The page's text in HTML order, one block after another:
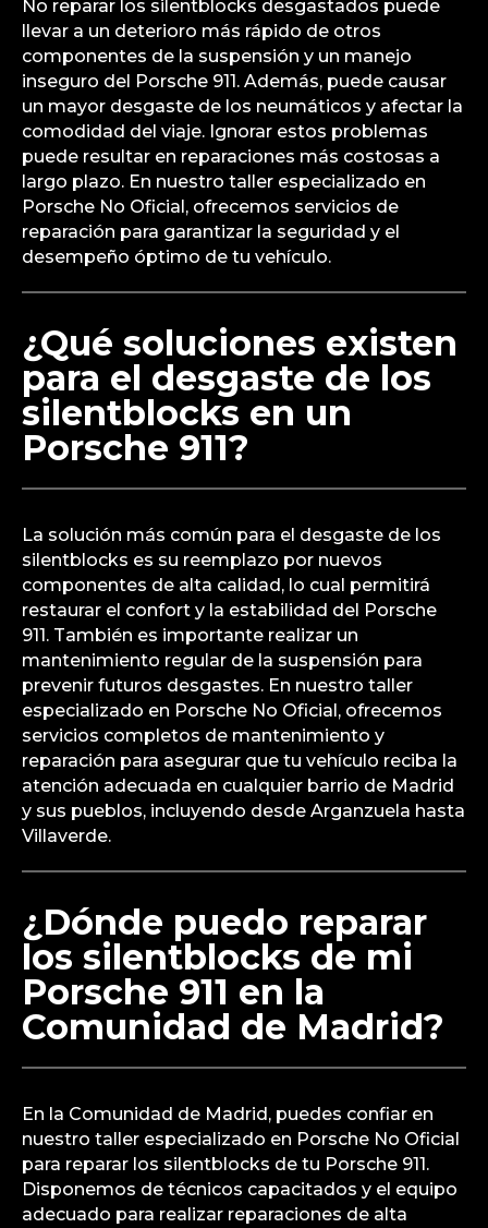
No reparar los silentblocks desgastados puede
llevar a un deterioro más rápido de otros
componentes de la suspensión y un manejo
inseguro del Porsche 911. Además, puede causar
un mayor desgaste de los neumáticos y afectar la
comodidad del viaje. Ignorar estos problemas
puede resultar en reparaciones más costosas a
largo plazo. En nuestro taller especializado en
Porsche No Oficial, ofrecemos servicios de
reparación para garantizar la seguridad y el
desempeño óptimo de tu vehículo.
¿Qué soluciones existen
para el desgaste de los
silentblocks en un
Porsche 911?
La solución más común para el desgaste de los
silentblocks es su reemplazo por nuevos
componentes de alta calidad, lo cual permitirá
restaurar el confort y la estabilidad del Porsche
911. También es importante realizar un
mantenimiento regular de la suspensión para
prevenir futuros desgastes. En nuestro taller
especializado en Porsche No Oficial, ofrecemos
servicios completos de mantenimiento y
reparación para asegurar que tu vehículo reciba la
atención adecuada en cualquier barrio de Madrid
y sus pueblos, incluyendo desde Arganzuela hasta
Villaverde.
¿Dónde puedo reparar
los silentblocks de mi
Porsche 911 en la
Comunidad de Madrid?
En la Comunidad de Madrid, puedes confiar en
nuestro taller especializado en Porsche No Oficial
para reparar los silentblocks de tu Porsche 911.
Disponemos de técnicos capacitados y el equipo
adecuado para realizar reparaciones de alta